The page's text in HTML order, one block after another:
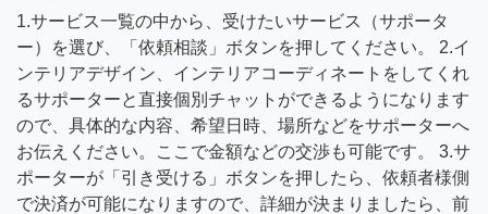
1.サービス一覧の中から、受けたいサービス（サポータ
ー）を選び、「依頼相談」ボタンを押してください。 2.イ
ンテリアデザイン、インテリアコーディネートをしてくれ
るサポーターと直接個別チャットができるようになります
ので、具体的な内容、希望日時、場所などをサポーターへ
お伝えください。ここで金額などの交渉も可能です。 3.サ
ポーターが「引き受ける」ボタンを押したら、依頼者様側
で決済が可能になりますので、詳細が決まりましたら、前